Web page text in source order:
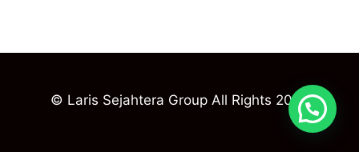
© Laris Sejahtera Group All Rights 2023